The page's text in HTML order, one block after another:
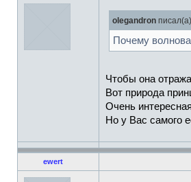
olegandron
Почему
Чтобы она
Вот природа
Очень
Но у Вас самого
ewert